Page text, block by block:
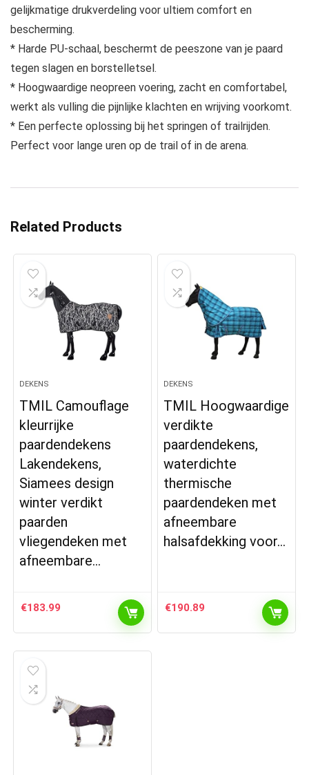
gelijkmatige drukverdeling voor ultiem comfort en
bescherming.
* Harde PU-schaal, beschermt de peeszone van je paard
tegen slagen en borstelletsel.
* Hoogwaardige neopreen voering, zacht en comfortabel,
werkt als vulling die pijnlijke klachten en wrijving voorkomt.
* Een perfecte oplossing bij het springen of trailrijden.
Perfect voor lange uren op de trail of in de arena.
Related Products
DEKENS
TMIL Camouflage
kleurrijke
paardendekens
Lakendekens,
Siamees design
winter verdikt
paarden
vliegendeken met
afneembare…
€183.99
DEKENS
TMIL Hoogwaardige
verdikte
paardendekens,
waterdichte
thermische
paardendeken met
afneembare
halsafdekking voor…
€190.89